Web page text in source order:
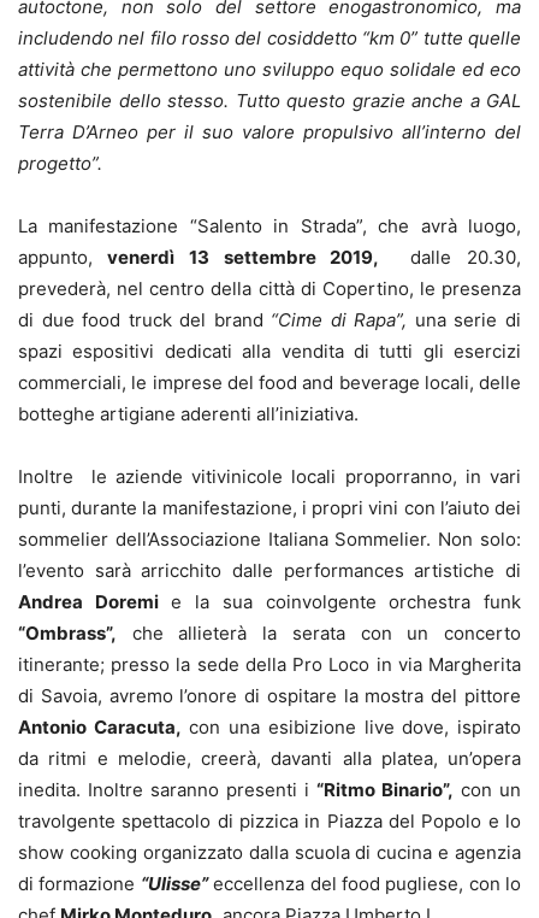
autoctone, non solo del settore enogastronomico, ma
includendo nel filo rosso del cosiddetto “km 0” tutte quelle
attività che permettono uno sviluppo equo solidale ed eco
sostenibile dello stesso. Tutto questo grazie anche a GAL
Terra D’Arneo per il suo valore propulsivo all’interno del
progetto”.
La manifestazione “Salento in Strada”, che avrà luogo,
appunto, venerdì 13 settembre 2019, dalle 20.30,
prevederà, nel centro della città di Copertino, le presenza
di due food truck del brand “Cime di Rapa”, una serie di
spazi espositivi dedicati alla vendita di tutti gli esercizi
commerciali, le imprese del food and beverage locali, delle
botteghe artigiane aderenti all’iniziativa.
Inoltre le aziende vitivinicole locali proporranno, in vari
punti, durante la manifestazione, i propri vini con l’aiuto dei
sommelier dell’Associazione Italiana Sommelier. Non solo:
l’evento sarà arricchito dalle performances artistiche di
Andrea Doremie la sua coinvolgente orchestra funk
“Ombrass”, che allieterà la serata con un concerto
itinerante; presso la sede della Pro Loco in via Margherita
di Savoia, avremo l’onore di ospitare la mostra del pittore
Antonio Caracuta, con una esibizione live dove, ispirato
da ritmi e melodie, creerà, davanti alla platea, un’opera
inedita. Inoltre saranno presenti i “Ritmo Binario”, con un
travolgente spettacolo di pizzica in Piazza del Popolo e lo
show cooking organizzato dalla scuola di cucina e agenzia
di formazione “Ulisse” eccellenza del food pugliese, con lo